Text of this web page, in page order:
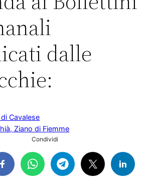
dalle
Cavalese
Ziano di Fiemme
Condividi